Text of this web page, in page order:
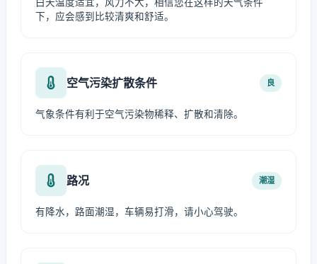
下，应会感到比较清爽和舒适。
空气污染扩散条件 良
气象条件有利于空气污染物稀释、扩散和清除。
路况 潮湿
有降水，路面潮湿，车辆易打滑，请小心驾驶。